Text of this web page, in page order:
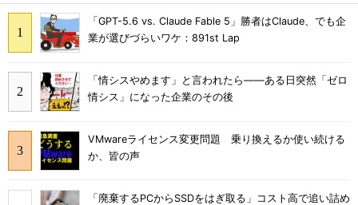
「GPT-5.6 vs. Claude Fable 5」勝者はClaude、でも企
業が選びづらいワケ：891st Lap
「情シスやめます」と言われたら――ある日突然「ゼロ
情シス」になった企業のその後
VMwareライセンス変更問題 乗り換えるか使い続ける
か、皆の声
「廃棄するPCからSSDをはぎ取る」コスト高で追い詰め